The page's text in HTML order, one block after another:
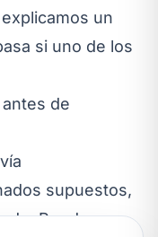
un
si uno de los
de
supuestos,
Puede